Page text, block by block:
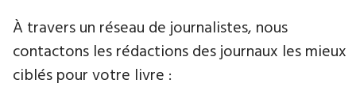
À travers un réseau de journalistes, nous
contactons les rédactions des journaux les mieux
ciblés pour votre livre :